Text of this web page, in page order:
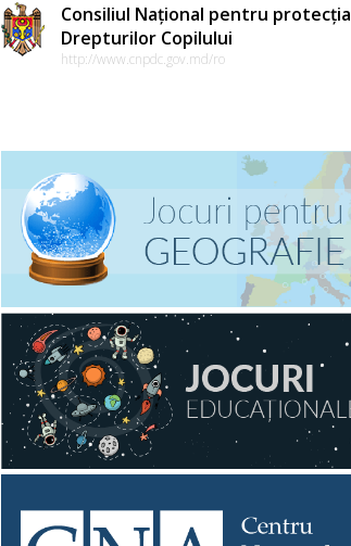
Consiliul Național pentru protecția
Drepturilor Copilului
http://www.cnpdc.gov.md/ro